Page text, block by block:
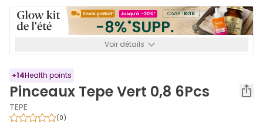
Voir détails
+14Health points
Pinceaux Tepe Vert 0,8 6Pcs
TEPE
(0)